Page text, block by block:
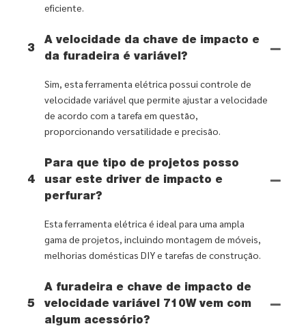
eficiente.
3
A velocidade da chave de impacto e
da furadeira é variável?
Sim, esta ferramenta elétrica possui controle de
velocidade variável que permite ajustar a velocidade
de acordo com a tarefa em questão,
proporcionando versatilidade e precisão.
4
Para que tipo de projetos posso
usar este driver de impacto e
perfurar?
Esta ferramenta elétrica é ideal para uma ampla
gama de projetos, incluindo montagem de móveis,
melhorias domésticas DIY e tarefas de construção.
5
A furadeira e chave de impacto de
velocidade variável 710W vem com
algum acessório?